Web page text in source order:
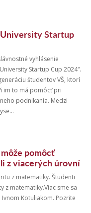
Startup
vyhlásenie
Startup Cup 2024“.
študentov VŠ, ktorí
im to má pomôcť pri
podnikania. Medzi
pomôcť
z viacerých úrovní
z matematiky. Študenti
z matematiky.Viac sme sa
Kotuliakom. Pozrite